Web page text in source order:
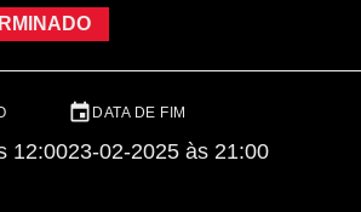
12:00
DATA DE FIM
23-02-2025 às 21:00